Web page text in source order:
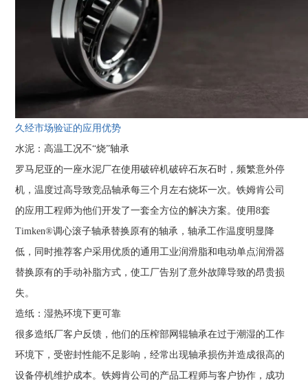
久经市场验证的应用优势
水泥：高温工况不“烧”轴承
罗马尼亚的一座水泥厂在使用破碎机破碎石灰石时，频繁意外停
机，温度过高导致竞品轴承每三个月左右烧坏一次。铁姆肯公司
的应用工程师为他们开发了一套全方位的解决方案。使用8套
Timken®调心滚子轴承替换原有的轴承，轴承工作温度明显降
低，同时推荐客户采用优质的通用工业润滑脂和电动单点润滑器
替换原有的手动补脂方式，使工厂告别了意外故障导致的昂贵损
失。
造纸：湿热环境下更可靠
很多造纸厂客户反馈，他们的压榨部网辊轴承在过于潮湿的工作
环境下，受密封性能不足影响，经常出现轴承损伤并造成很高的
设备停机维护成本。铁姆肯公司的产品工程师与客户协作，成功